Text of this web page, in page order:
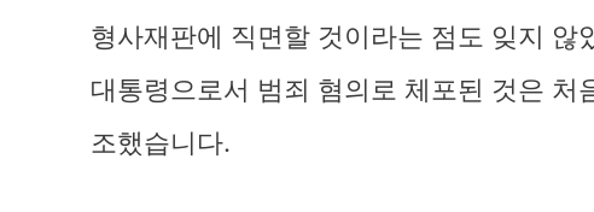
형사재판에 직면할 것이라는 점도 잊지 않
대통령으로서 범죄 혐의로 체포된 것은 처
조했습니다.